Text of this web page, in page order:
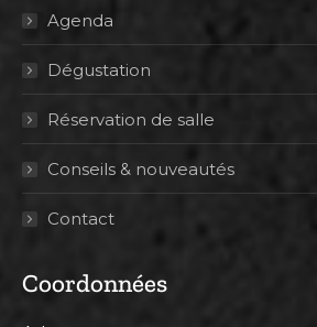
Agenda
Dégustation
Réservation de salle
Conseils & nouveautés
Contact
Coordonnées